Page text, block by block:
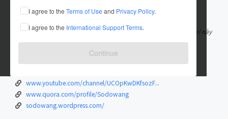
I agree to the Terms of Use and Privacy Policy.
I agree to the International Support Terms.
Continue
在住国：日本
出身国：日本
SODO là đơn vị cá cược hiện nằm trong top 5 Châu Á. Sảnh giải trí này
có đa dạng trò chơi もっと見る
www.youtube.com/channel/UCOpKwDKfsozF...
www.quora.com/profile/Sodowang
sodowang.wordpress.com/